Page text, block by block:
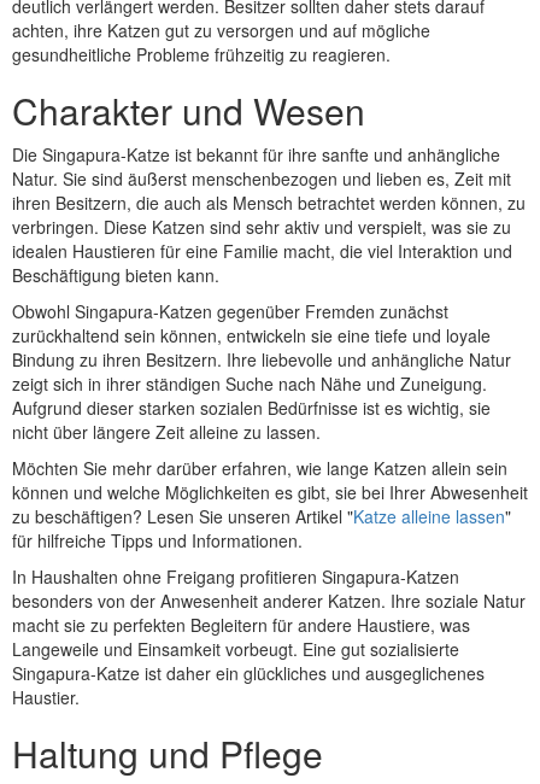
deutlich verlängert werden. Besitzer sollten daher stets darauf
achten, ihre Katzen gut zu versorgen und auf mögliche
gesundheitliche Probleme frühzeitig zu reagieren.
Charakter und Wesen
Die Singapura-Katze ist bekannt für ihre sanfte und anhängliche
Natur. Sie sind äußerst menschenbezogen und lieben es, Zeit mit
ihren Besitzern, die auch als Mensch betrachtet werden können, zu
verbringen. Diese Katzen sind sehr aktiv und verspielt, was sie zu
idealen Haustieren für eine Familie macht, die viel Interaktion und
Beschäftigung bieten kann.
Obwohl Singapura-Katzen gegenüber Fremden zunächst
zurückhaltend sein können, entwickeln sie eine tiefe und loyale
Bindung zu ihren Besitzern. Ihre liebevolle und anhängliche Natur
zeigt sich in ihrer ständigen Suche nach Nähe und Zuneigung.
Aufgrund dieser starken sozialen Bedürfnisse ist es wichtig, sie
nicht über längere Zeit alleine zu lassen.
Möchten Sie mehr darüber erfahren, wie lange Katzen allein sein
können und welche Möglichkeiten es gibt, sie bei Ihrer Abwesenheit
zu beschäftigen? Lesen Sie unseren Artikel "Katze alleine lassen"
für hilfreiche Tipps und Informationen.
In Haushalten ohne Freigang profitieren Singapura-Katzen
besonders von der Anwesenheit anderer Katzen. Ihre soziale Natur
macht sie zu perfekten Begleitern für andere Haustiere, was
Langeweile und Einsamkeit vorbeugt. Eine gut sozialisierte
Singapura-Katze ist daher ein glückliches und ausgeglichenes
Haustier.
Haltung und Pflege